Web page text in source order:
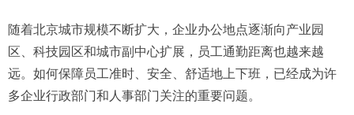
随着北京城市规模不断扩大，企业办公地点逐渐向产业园
区、科技园区和城市副中心扩展，员工通勤距离也越来越
远。如何保障员工准时、安全、舒适地上下班，已经成为许
多企业行政部门和人事部门关注的重要问题。